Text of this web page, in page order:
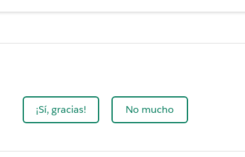
¡Sí, gracias! No mucho